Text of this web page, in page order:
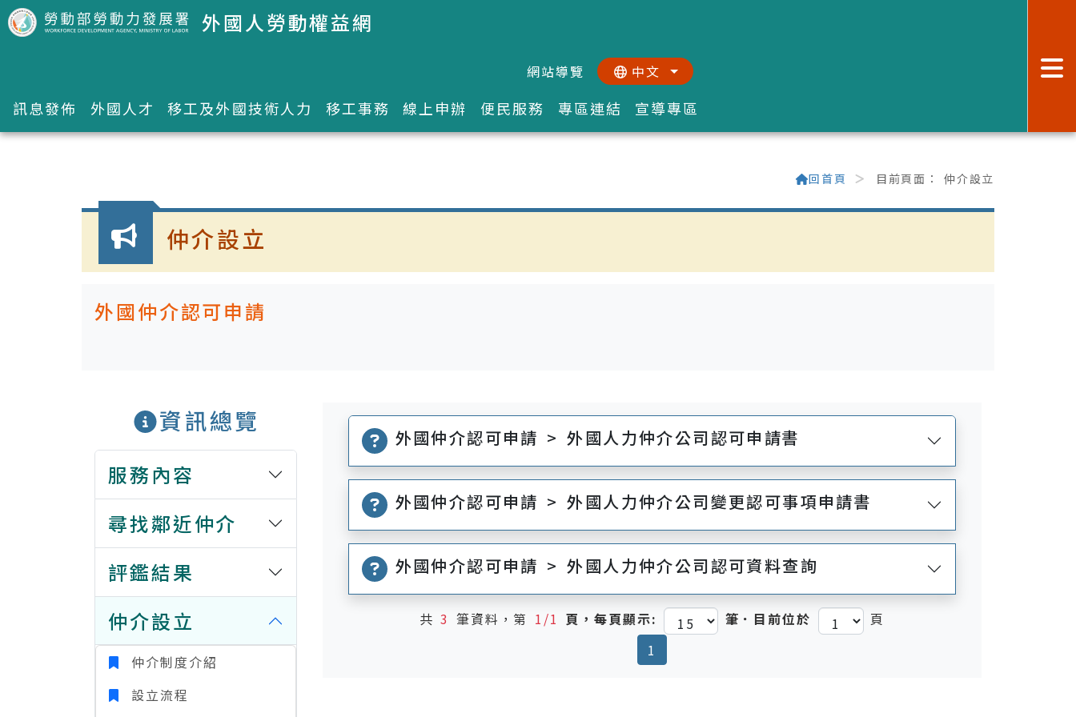
跳到主要內容區塊 外國人勞動權益網
:::網站導覽 中文
訊息發佈 外國人才 移工及外國技術人力 移工事務 線上申辦 便民服務 專區連結 宣導專區
回首頁 目前頁面： 仲介設立
仲介設立
外國仲介認可申請
資訊總覽
服務內容
尋找鄰近仲介
評鑑結果
仲介設立
仲介制度介紹
設立流程
外國仲介認可申請 > 外國人力仲介公司認可申請書
外國仲介認可申請 > 外國人力仲介公司變更認可事項申請書
外國仲介認可申請 > 外國人力仲介公司認可資料查詢
共3 筆資料，第 1/1 頁，每頁顯示: 筆．目前位於
頁
1